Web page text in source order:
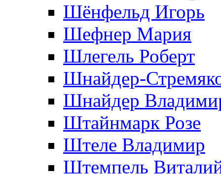
Шёнфельд Игорь
Шефнер Мария
Шлегель Роберт
Шнайдер-
Шнайдер
Штайнмарк Розe
Штеле Владимир
Штемпель